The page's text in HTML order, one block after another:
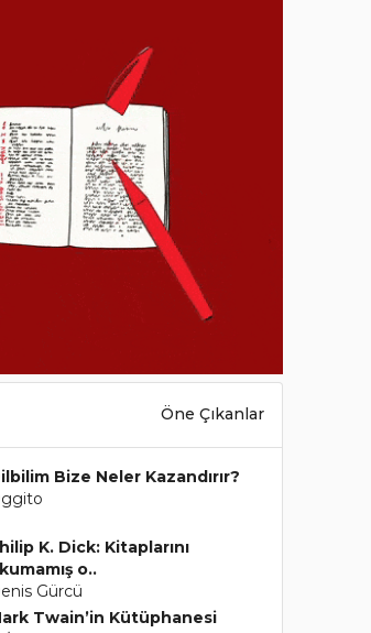
Öne Çıkanlar
Bize Neler Kazandırır?
K. Dick: Kitaplarını
o..
Gürcü
Twain’in Kütüphanesi